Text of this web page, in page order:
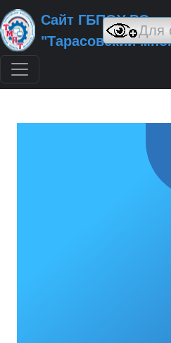
Сайт ГБПОУ РО
"Тарасовский